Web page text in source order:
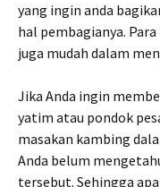
yang ingin anda
hal pembagianya.
juga mudah dalam
Jika Anda ingin
yatim atau pondok
masakan kambing
Anda belum
tersebut. Sehingga